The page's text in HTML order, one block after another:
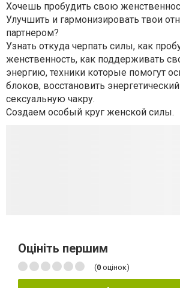
Хочешь пробудить свою
Улучшить и гармонизировать твои
партнером?
Узнать откуда черпать силы, как
женственность, как поддерживать
энергию, техники которые помогут
блоков, восстановить
сексуальную чакру.
Создаем особый круг женской силы.
Оцініть першим
(0 оцінок)